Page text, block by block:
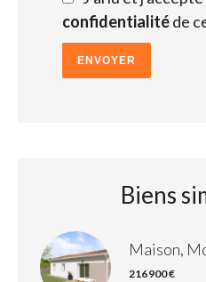
confidentialitéde
ENVOYER
Biens
Maison,
216 900 €